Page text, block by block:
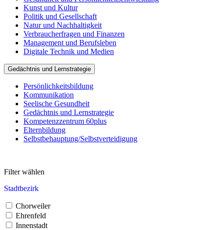
Kunst und Kultur
Politik und Gesellschaft
Natur und Nachhaltigkeit
Verbraucherfragen und Finanzen
Management und Berufsleben
Digitale Technik und Medien
Gedächtnis und Lernstrategie
Persönlichkeitsbildung
Kommunikation
Seelische Gesundheit
Gedächtnis und Lernstrategie
Kompetenzzentrum 60plus
Elternbildung
Selbstbehauptung/Selbstverteidigung
Filter wählen
Stadtbezirk
Chorweiler
Ehrenfeld
Innenstadt